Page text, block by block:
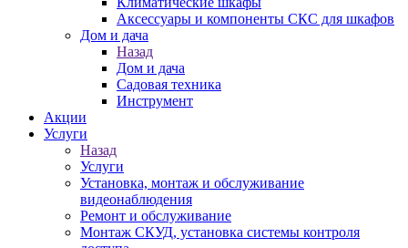
Аксессуары и компоненты СКС для шкафов
Дом и дача
Назад
Дом и дача
Садовая техника
Инструмент
Акции
Услуги
Назад
Услуги
Установка, монтаж и обслуживание
видеонаблюдения
Ремонт и обслуживание
Монтаж СКУД, установка системы контроля